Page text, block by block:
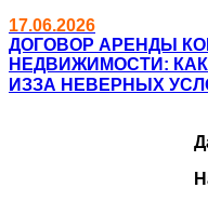
17.06.2026
ДОГОВОР АРЕНДЫ
НЕДВИЖИМОСТИ:
ИЗЗА НЕВЕРНЫХ